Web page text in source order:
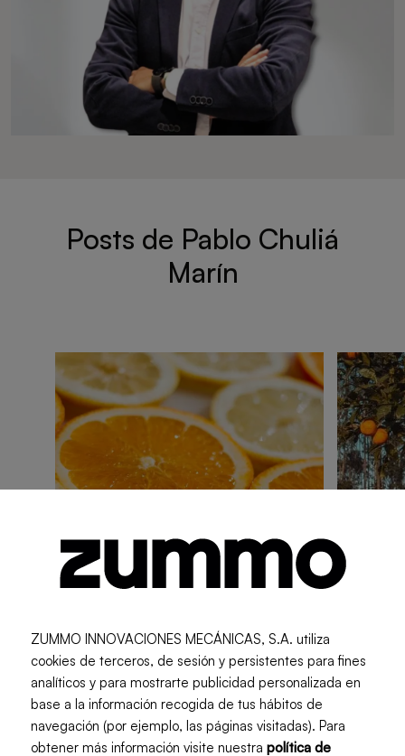
Posts de Pablo Chuliá
Marín
A fresh touch
Les jus de fruits les
ZUMMO INNOVACIONES MECÁNICAS, S.A. utiliza
cookies de terceros, de sesión y persistentes para fines
analíticos y para mostrarte publicidad personalizada en
base a la información recogida de tus hábitos de
navegación (por ejemplo, las páginas visitadas). Para
obtener más información visite nuestra política de